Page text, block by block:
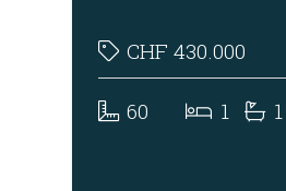
CHF430.000
60 1 1